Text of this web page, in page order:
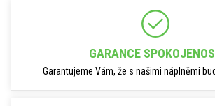
GARANCE
Garantujeme Vám, že s našimi náplněmi